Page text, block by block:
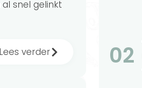
snel gelinkt
Lees verder 02